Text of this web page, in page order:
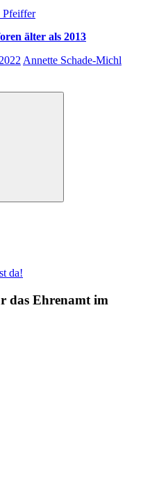
älter als 2013
Annette Schade-Michl
da!
das Ehrenamt im